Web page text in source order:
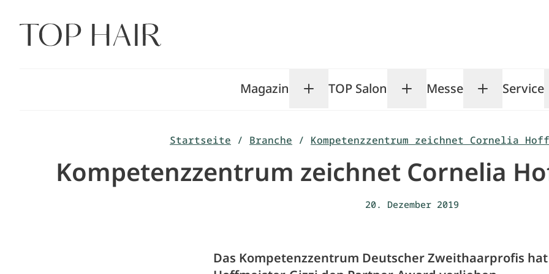
Inhalt
springen
Magazin Toggle Magazin submenu
TOP Salon Toggle TOP Salon
Messe ToggleService
Startseite / Branche / Kompetenzzentrum zeichnet Cornelia
Kompetenzzentrum zeichnet Cornelia
20. Dezember 2019
Das Kompetenzzentrum Deutscher Zweithaarprofis